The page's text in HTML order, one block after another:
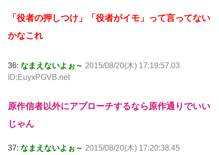
「役者の押しつけ」「役者がイモ」って言ってない
かなこれ
36: なまえないよぉ～ 2015/08/20(木) 17:19:57.03
ID:EuyxPGVB.net
原作信者以外にアプローチするなら原作通りでいい
じゃん
37: なまえないよぉ～ 2015/08/20(木) 17:20:38.45